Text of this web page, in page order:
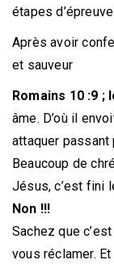
étapes
Après avoir
et sauveur
Romains 10 :9 ;
âme. D’où il
attaquer
Beaucoup de
Jésus, c’est fini
Non !!!
Sachez que
vous réclamer.